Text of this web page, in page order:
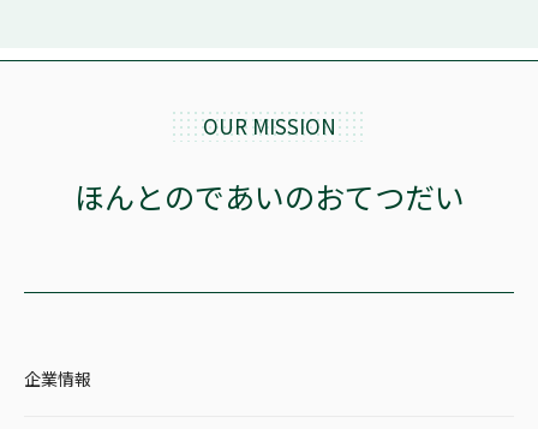
OUR MISSION
ほんとのであいのおてつだい
企業情報